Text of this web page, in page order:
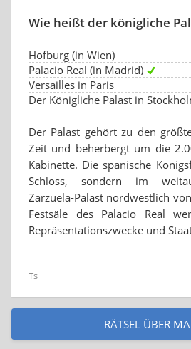
Wie heißt der königliche
Hofburg (in Wien)
Palacio Real (in Madrid)
Versailles in Paris
Der Königliche Palast in
Der Palast gehört zu den
Zeit und beherbergt um die
Kabinette. Die spanische
Schloss, sondern im
Zarzuela-Palast nordwestlich
Festsäle des Palacio Real
Repräsentationszwecke und
Ts
RÄTSEL ÜBER